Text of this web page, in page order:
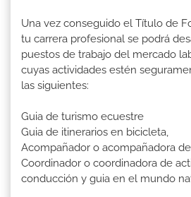
Una vez conseguido el Título de
tu carrera profesional se podrá
puestos de trabajo del mercado
cuyas actividades estén
las siguientes:
Guia de turismo ecuestre
Guia de itinerarios en bicicleta,
Acompañador o acompañadora
Coordinador o coordinadora de
conducción y guia en el mundo